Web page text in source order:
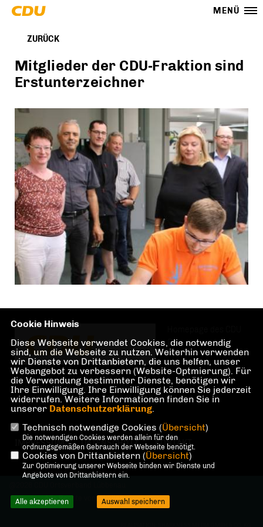
MENÜ
ZURÜCK
Mitglieder der CDU-Fraktion sind
Erstunterzeichner
Ortsverbandes
Lübbenau/Spreewald
IMPRESSUM DATENSCHUTZ KONTAKT
Alle Rechte vorbehalten.
Cookie Hinweis
Diese Webseite verwendet Cookies, die notwendig
sind, um die Webseite zu nutzen. Weiterhin verwenden
wir Dienste von Drittanbietern, die uns helfen, unser
Webangebot zu verbessern (Website-Optmierung). Für
die Verwendung bestimmter Dienste, benötigen wir
Ihre Einwilligung. Ihre Einwilligung können Sie jederzeit
widerrufen. Weitere Informationen finden Sie in
unserer Datenschutzerklärung.
Technisch notwendige Cookies (Übersicht)
Die notwendigen Cookies werden allein für den
ordnungsgemäßen Gebrauch der Webseite benötigt.
Cookies von Drittanbietern (Übersicht)
Zur Optimierung unserer Webseite binden wir Dienste und
Angebote von Drittanbietern ein.
Alle akzeptieren Auswahl speichern